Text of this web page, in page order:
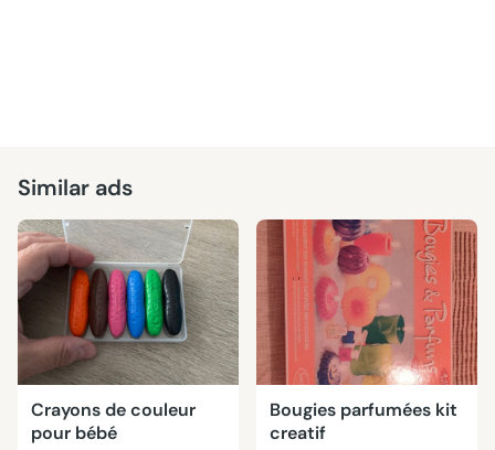
Similar ads
Crayons de couleur
pour bébé
Bougies parfumées kit
creatif